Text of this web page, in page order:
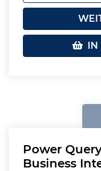
IN
Power
Business